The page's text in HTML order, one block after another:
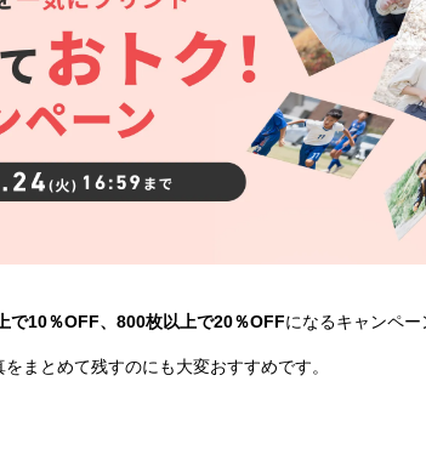
で10％OFF、800枚以上で20％OFFになるキャンペー
まとめて残すのにも大変おすすめです。